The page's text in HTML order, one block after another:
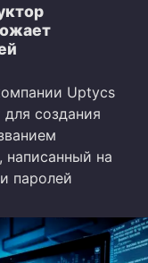
Uptycs
создания
написанный на
паролей